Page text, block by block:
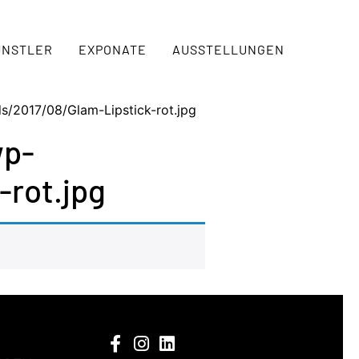
EXPONATE AUSSTELLUNGEN
2017/08/Glam-Lipstick-rot.jpg
rot.jpg